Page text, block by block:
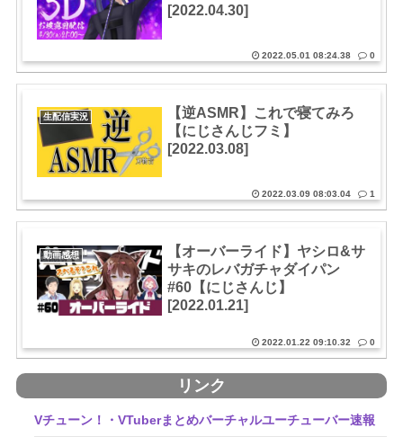
[2022.04.30]
2022.05.01 08:24.38 0
生配信実況
【逆ASMR】これで寝てみろ
【にじさんじフミ】
[2022.03.08]
2022.03.09 08:03.04 1
動画感想
【オーバーライド】ヤシロ&サ
サキのレバガチャダイパン
#60【にじさんじ】
[2022.01.21]
2022.01.22 09:10.32 0
リンク
Vチューン！・VTuberまとめバーチャルユーチューバー速報